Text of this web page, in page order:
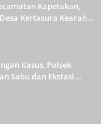
Kapetakan,
Kertasura Kearah...
Kasus, Polsek
Sabu dan Ekstasi...